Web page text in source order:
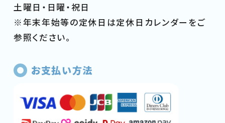
土曜日・日曜・祝日
※年末年始等の定休日は定休日カレンダーをご
参照ください。
お支払い方法